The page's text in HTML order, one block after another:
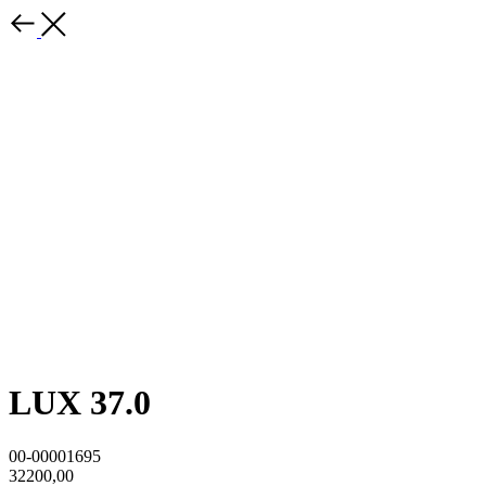
LUX 37.0
00-00001695
32200,00